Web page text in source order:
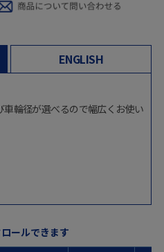
ENGLISH
輪径が選べるので幅広くお使い
ールできます